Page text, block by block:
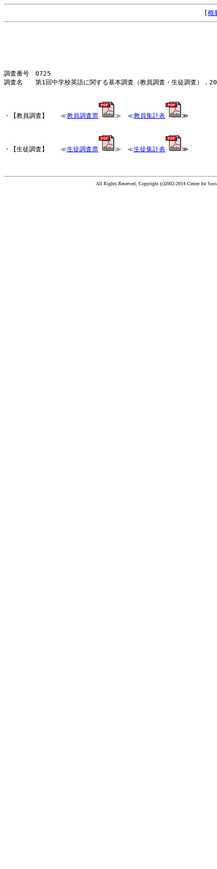
概
調査番号 0725
調査名 第1回中学校英語に関する基本調査（教員調査・生徒調査），
・【教員調査】 ≪教員調査票 ≫ ≪教員集計表 ≫
・【生徒調査】 ≪生徒調査票 ≫ ≪生徒集計表 ≫
All Rights Reserved, Copyright (c)2002-2014 Center for